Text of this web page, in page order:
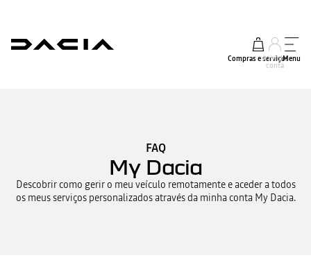
Compras e serviços
A minha
conta
Menu
FAQ
My Dacia
Descobrir como gerir o meu veículo remotamente e aceder a todos
os meus serviços personalizados através da minha conta My Dacia.